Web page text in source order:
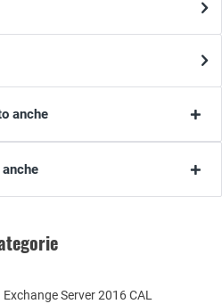
anche
Exchange Server 2016 CAL